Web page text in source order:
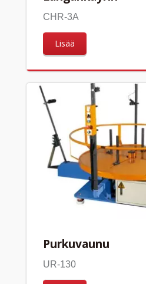
CHR-3A
Lisää
Purkuvaunu
UR-130